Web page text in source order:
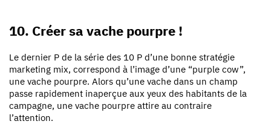
10. Créer sa vache pourpre !
Le dernier P de la série des 10 P d’une bonne stratégie
marketing mix, correspond à l’image d’une “purple cow”,
une vache pourpre. Alors qu’une vache dans un champ
passe rapidement inaperçue aux yeux des habitants de la
campagne, une vache pourpre attire au contraire
l’attention.